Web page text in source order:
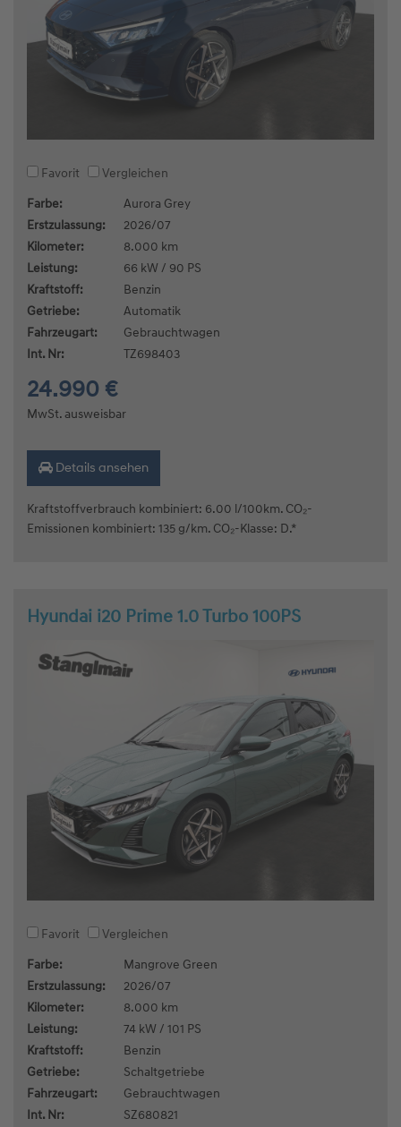
Favorit
Vergleichen
Farbe:
Aurora Grey
Erstzulassung:
2026/07
Kilometer:
8.000 km
Leistung:
66 kW / 90 PS
Kraftstoff:
Benzin
Getriebe:
Automatik
Fahrzeugart:
Gebrauchtwagen
Int. Nr:
TZ698403
24.990 €
MwSt. ausweisbar
Details ansehen
Kraftstoffverbrauch kombiniert: 6.00 l/100km. CO₂-
Emissionen kombiniert: 135 g/km. CO₂-Klasse: D.*
Hyundai i20 Prime 1.0 Turbo 100PS
Favorit
Vergleichen
Farbe:
Mangrove Green
Erstzulassung:
2026/07
Kilometer:
8.000 km
Leistung:
74 kW / 101 PS
Kraftstoff:
Benzin
Getriebe:
Schaltgetriebe
Fahrzeugart:
Gebrauchtwagen
Int. Nr:
SZ680821